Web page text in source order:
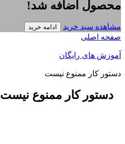
محصول اضافه شد!
مشاهده سبد خرید ادامه خرید
صفحه اصلی
آموزش های رایگان
دستور کار ممنوع نیست
دستور کار ممنوع نیست